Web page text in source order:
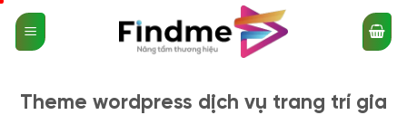
qua
nội
Theme wordpress dịch vụ trang trí gia